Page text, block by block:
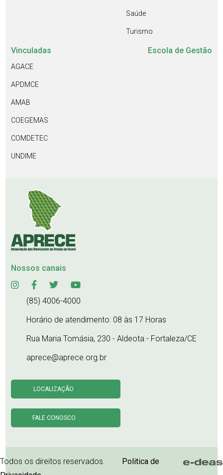
Saúde
Turismo
Vinculadas
AGACE
APDMCE
AMAB
COEGEMAS
COMDETEC
UNDIME
Escola de Gestão
Nossos canais
(85) 4006-4000
Horário de atendimento: 08 às 17 Horas
Rua Maria Tomásia, 230 - Aldeota - Fortaleza/CE
aprece@aprece.org.br
LOCALIZAÇÃO
FALE CONOSCO
Todos os direitos reservados.
Politica de